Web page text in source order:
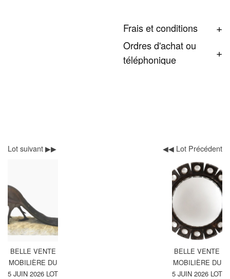
Frais et conditions
Ordres d'achat ou
téléphonique
Lot suivant ▶▶
BELLE VENTE
MOBILIÈRE DU
5 JUIN 2026 LOT
◀◀ Lot Précédent
BELLE VENTE
MOBILIÈRE DU
5 JUIN 2026 LOT